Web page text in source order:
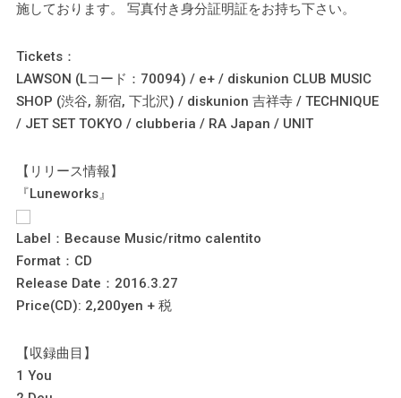
施しております。 写真付き身分証明証をお持ち下さい。
Tickets：
LAWSON (Lコード：70094) / e+ / diskunion CLUB MUSIC
SHOP (渋谷, 新宿, 下北沢) / diskunion 吉祥寺 / TECHNIQUE
/ JET SET TOKYO / clubberia / RA Japan / UNIT
【リリース情報】
『Luneworks』
Label：Because Music/ritmo calentito
Format：CD
Release Date：2016.3.27
Price(CD): 2,200yen + 税
【収録曲目】
1 You